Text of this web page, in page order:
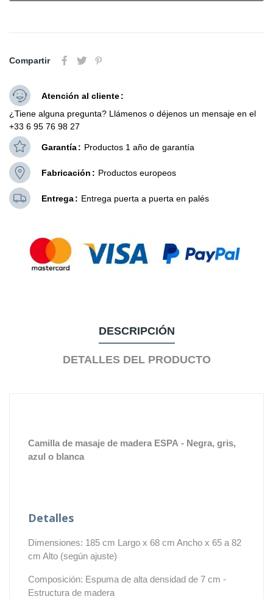
Compartir
Atención al cliente
¿Tiene alguna pregunta? Llámenos o déjenos un mensaje en el
+33 6 95 76 98 27
Garantía Productos 1 año de garantía
Fabricación Productos europeos
Entrega Entrega puerta a puerta en palés
DESCRIPCIÓN
DETALLES DEL PRODUCTO
Camilla de masaje de madera ESPA - Negra, gris,
azul o blanca
Detalles
Dimensiones: 185 cm Largo x 68 cm Ancho x 65 a 82
cm Alto (según ajuste)
Composición: Espuma de alta densidad de 7 cm -
Estructura de madera